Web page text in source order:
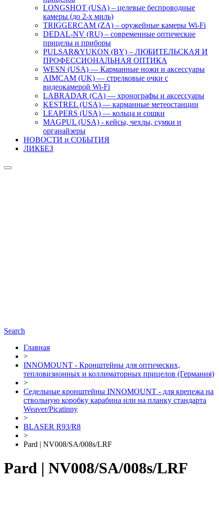
LONGSHOT (USA) – целевые беспроводные
камеры (до 2-х миль)
TRIGGERCAM (ZA) – оружейные камеры Wi-Fi
DEDAL-NV (RU) – современные оптические
прицелы и приборы
PULSAR&YUKON (BY) – ЛЮБИТЕЛЬСКАЯ И
ПРОФЕССИОНАЛЬНАЯ ОПТИКА
WESN (USA) — Карманные ножи и аксессуары
AIMCAM (UK) — стрелковые очки с
видеокамерой Wi-Fi
LABRADAR (CA) — хронографы и аксессуары
KESTREL (USA) — карманные метеостанции
LEAPERS (USA) — кольца и сошки
MAGPUL (USA) - кейсы, чехлы, сумки и
органайзеры
НОВОСТИ и СОБЫТИЯ
ЛИКБЕЗ
Search
Главная
>
INNOMOUNT - Кронштейны для оптических,
тепловизионных и коллиматорных прицелов (Германия)
>
Седельные кронштейны INNOMOUNT - для крепежа на
ствольную коробку карабина или на планку стандарта
Weaver/Picatinny
>
BLASER R93/R8
>
Pard | NV008/SA/008s/LRF
Pard | NV008/SA/008s/LRF